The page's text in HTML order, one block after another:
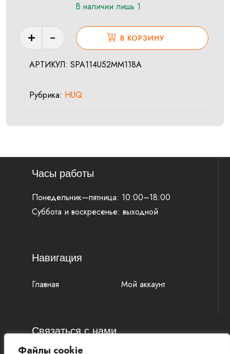
Файлы cookie
В наличии лишь 1
Количество
товара
Drivetrain
XC
В КОРЗИНУ
АРТИКУЛ: SPA114U52MM118A
Рубрика: HUQ
Часы работы
Понедельник—пятница: 10:00–18:00
Суббота и воскресенье: выходной
Навигация
Главная Мой аккаунт
Связаться с нами